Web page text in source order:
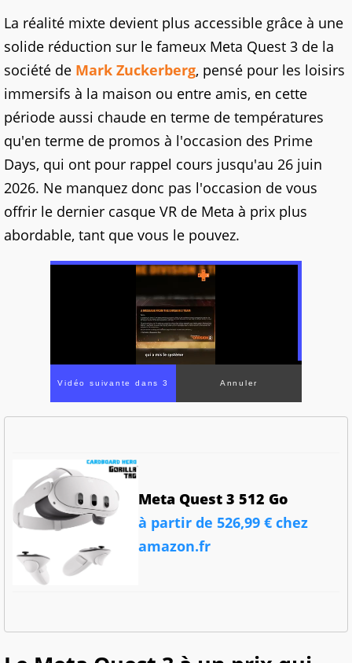
La réalité mixte devient plus accessible grâce à une
solide réduction sur le fameux Meta Quest 3 de la
société de Mark Zuckerberg, pensé pour les loisirs
immersifs à la maison ou entre amis, en cette
période aussi chaude en terme de températures
qu'en terme de promos à l'occasion des Prime
Days, qui ont pour rappel cours jusqu'au 26 juin
2026. Ne manquez donc pas l'occasion de vous
offrir le dernier casque VR de Meta à prix plus
abordable, tant que vous le pouvez.
Vidéo suivante dans 3 Annuler
Meta Quest 3 512 Go
à partir de 526,99 € chez
amazon.fr